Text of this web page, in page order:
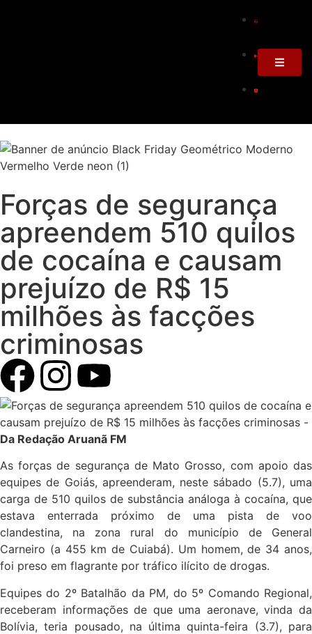
Forças de segurança
apreendem 510 quilos
de cocaína e causam
prejuízo de R$ 15
milhões às facções
criminosas
Da Redação Aruanã FM
As forças de segurança de Mato Grosso, com apoio das
equipes de Goiás, apreenderam, neste sábado (5.7), uma
carga de 510 quilos de substância análoga à cocaína, que
estava enterrada próximo de uma pista de voo
clandestina, na zona rural do município de General
Carneiro (a 455 km de Cuiabá). Um homem, de 34 anos,
foi preso em flagrante por tráfico ilícito de drogas.
Equipes do 2º Batalhão da PM, do 5º Comando Regional,
receberam informações de que uma aeronave, vinda da
Bolívia, teria pousado, na última quinta-feira (3.7), para